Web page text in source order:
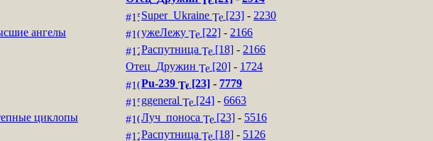
ангелы
Super_Ukraine
[23] - 2230
ужеЛежу
[22] - 2166
Распутница
[18] - 2166
Отец_Дружин
[20] - 1724
циклопы
Pu-239 [23] - 7779
ggeneral
[24] - 6663
Луч_поноса
[23] - 5516
Распутница
[18] - 5126